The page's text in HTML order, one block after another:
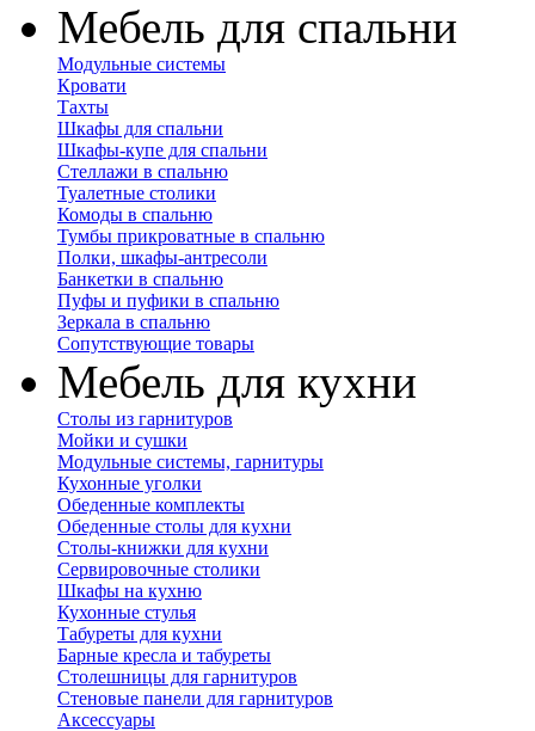
Мебель для спальни
Модульные системы
Кровати
Тахты
Шкафы для спальни
Шкафы-купе для спальни
Стеллажи в спальню
Туалетные столики
Комоды в спальню
Тумбы прикроватные в спальню
Полки, шкафы-антресоли
Банкетки в спальню
Пуфы и пуфики в спальню
Зеркала в спальню
Сопутствующие товары
Мебель для кухни
Столы из гарнитуров
Мойки и сушки
Модульные системы, гарнитуры
Кухонные уголки
Обеденные комплекты
Обеденные столы для кухни
Столы-книжки для кухни
Сервировочные столики
Шкафы на кухню
Кухонные стулья
Табуреты для кухни
Барные кресла и табуреты
Столешницы для гарнитуров
Стеновые панели для гарнитуров
Аксессуары